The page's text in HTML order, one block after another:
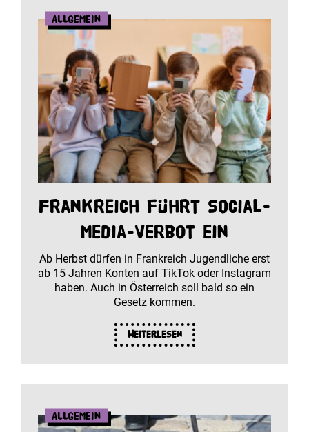
Allgemein
Frankreich führt Social-
Media-Verbot ein
Ab Herbst dürfen in Frankreich Jugendliche erst
ab 15 Jahren Konten auf TikTok oder Instagram
haben. Auch in Österreich soll bald so ein
Gesetz kommen.
Weiterlesen
Allgemein